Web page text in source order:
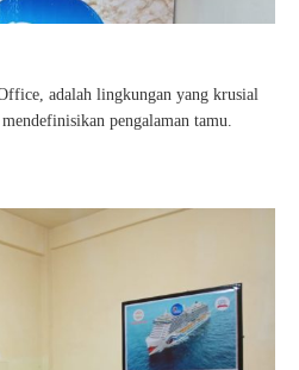
adalah lingkungan yang krusial
pengalaman tamu.